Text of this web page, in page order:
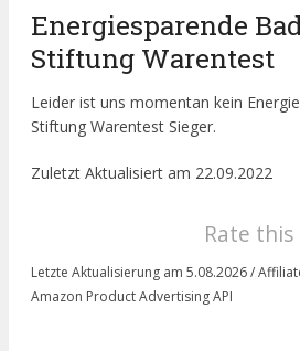
Energiesparende
Stiftung Warentest
Leider ist uns momentan kein
Stiftung Warentest Sieger.
Zuletzt Aktualisiert am 22.09.2022
Rate
Letzte Aktualisierung am 5.08.2026 /
Amazon Product Advertising API